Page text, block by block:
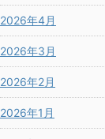
2026年4月
2026年3月
2026年2月
2026年1月